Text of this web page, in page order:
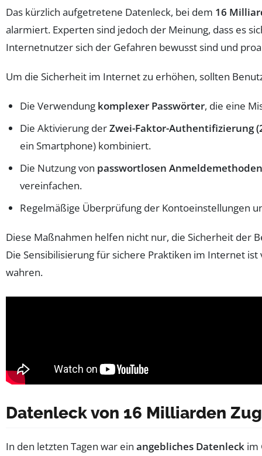
Das kürzlich aufgetretene Datenleck, bei dem 16
alarmiert. Experten sind jedoch der Meinung, dass es
Internetnutzer sich der Gefahren bewusst sind und
Um die Sicherheit im Internet zu erhöhen, sollten
Die Verwendung komplexer Passwörter, die eine
Die Aktivierung derZwei-Faktor-Authentifizierung
ein Smartphone) kombiniert.
Die Nutzung von passwortlosen Anmeldemethoden
vereinfachen.
Regelmäßige Überprüfung der Kontoeinstellungen
Diese Maßnahmen helfen nicht nur, die Sicherheit der
Die Sensibilisierung für sichere Praktiken im Internet
wahren.
Datenleck von 16 Milliarden
In den letzten Tagen war ein angebliches Datenleck im